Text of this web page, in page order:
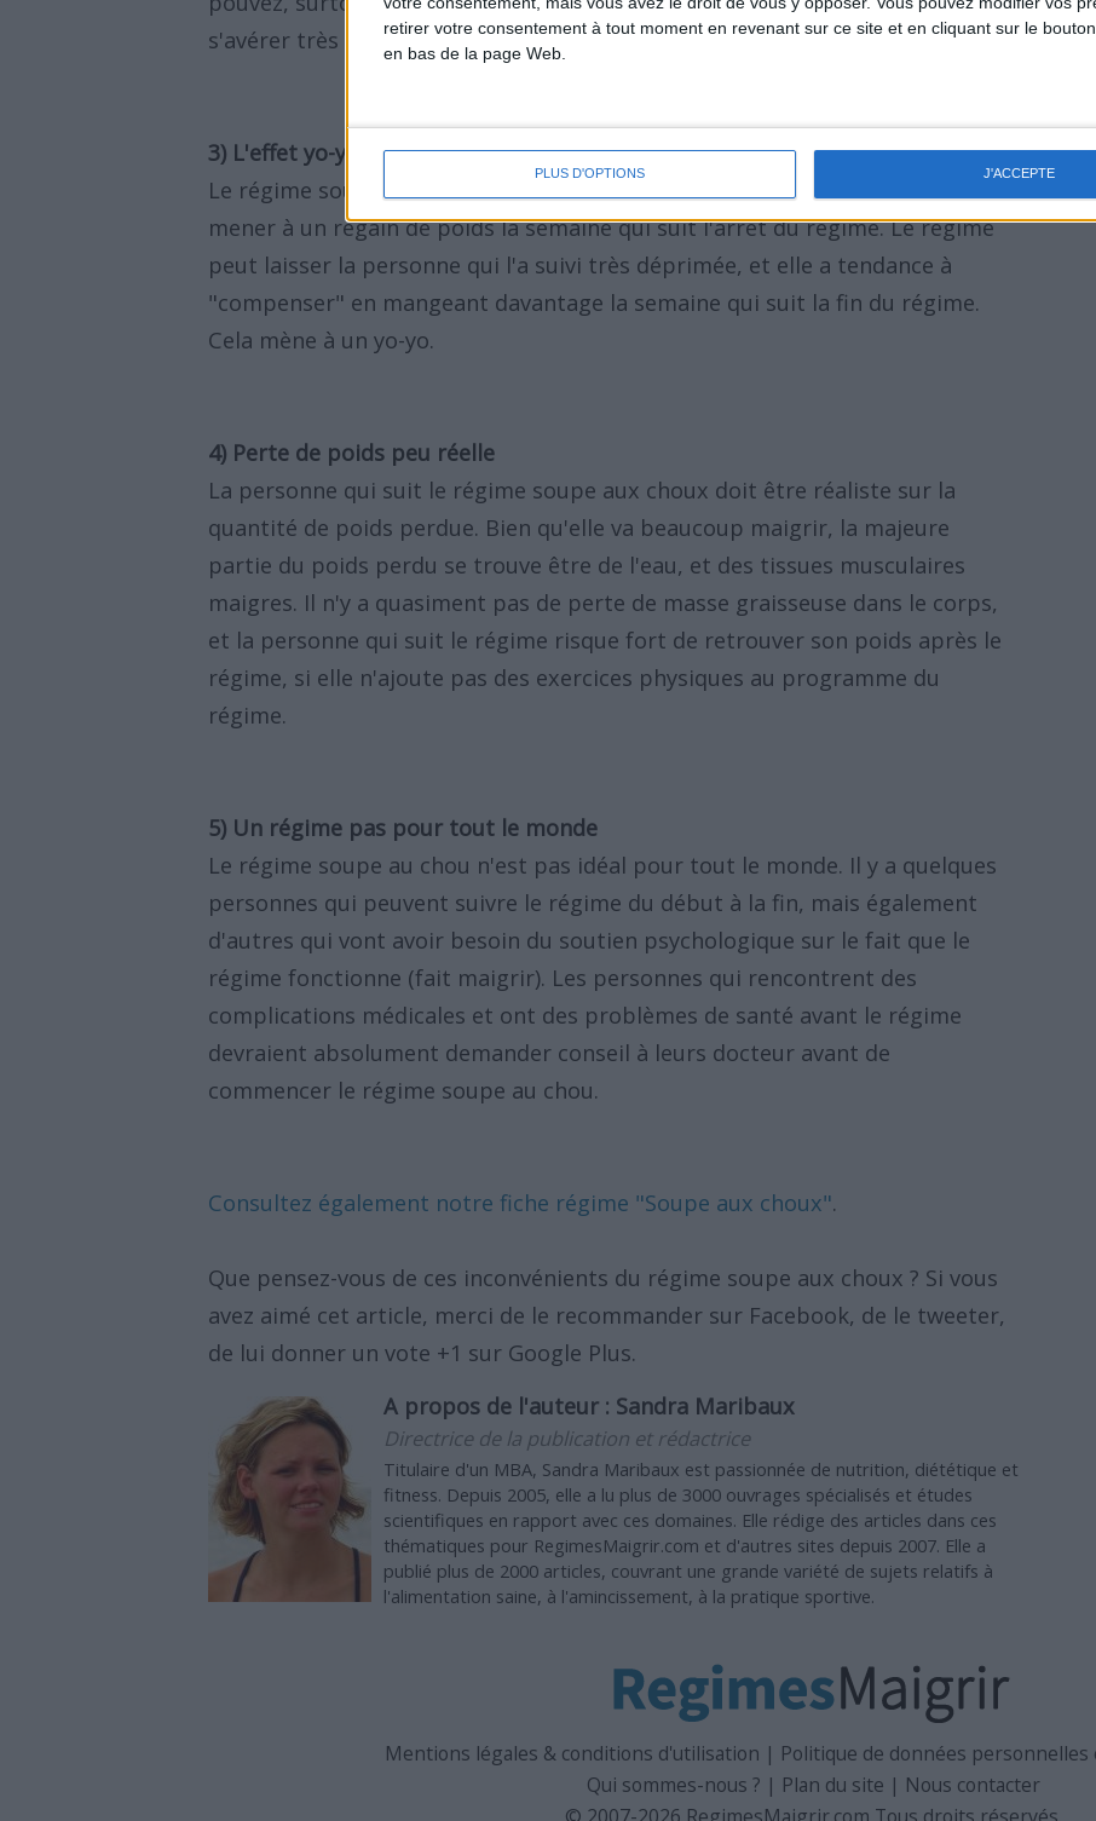
retirer votre consentement à tout moment en revenant sur ce site et en cliquant sur le
en bas de la page Web.
PLUS D'OPTIONS J'ACCEPTE
s'avérer très éprouvante voire insurmontable.
3) L'effet yo-yo
Le régime soupe au chou, étant un régime hypocalorique et restrictif, peut
mener à un regain de poids la semaine qui suit l'arrêt du régime. Le régime
peut laisser la personne qui l'a suivi très déprimée, et elle a tendance à
"compenser" en mangeant davantage la semaine qui suit la fin du régime.
Cela mène à un yo-yo.
4) Perte de poids peu réelle
La personne qui suit le régime soupe aux choux doit être réaliste sur la
quantité de poids perdue. Bien qu'elle va beaucoup maigrir, la majeure
partie du poids perdu se trouve être de l'eau, et des tissues musculaires
maigres. Il n'y a quasiment pas de perte de masse graisseuse dans le corps,
et la personne qui suit le régime risque fort de retrouver son poids après le
régime, si elle n'ajoute pas des exercices physiques au programme du
régime.
5) Un régime pas pour tout le monde
Le régime soupe au chou n'est pas idéal pour tout le monde. Il y a quelques
personnes qui peuvent suivre le régime du début à la fin, mais également
d'autres qui vont avoir besoin du soutien psychologique sur le fait que le
régime fonctionne (fait maigrir). Les personnes qui rencontrent des
complications médicales et ont des problèmes de santé avant le régime
devraient absolument demander conseil à leurs docteur avant de
commencer le régime soupe au chou.
Consultez également notre fiche régime "Soupe aux choux".
Que pensez-vous de ces inconvénients du régime soupe aux choux ? Si vous
avez aimé cet article, merci de le recommander sur Facebook, de le tweeter,
de lui donner un vote +1 sur Google Plus.
A propos de l'auteur : Sandra Maribaux
Directrice de la publication et rédactrice
Titulaire d'un MBA, Sandra Maribaux est passionnée de nutrition, diététique et
fitness. Depuis 2005, elle a lu plus de 3000 ouvrages spécialisés et études
scientifiques en rapport avec ces domaines. Elle rédige des articles dans ces
thématiques pour RegimesMaigrir.com et d'autres sites depuis 2007. Elle a
publié plus de 2000 articles, couvrant une grande variété de sujets relatifs à
l'alimentation saine, à l'amincissement, à la pratique sportive.
Mentions légales & conditions d'utilisation | Politique de données
Qui sommes-nous ? | Plan du site | Nous contacter